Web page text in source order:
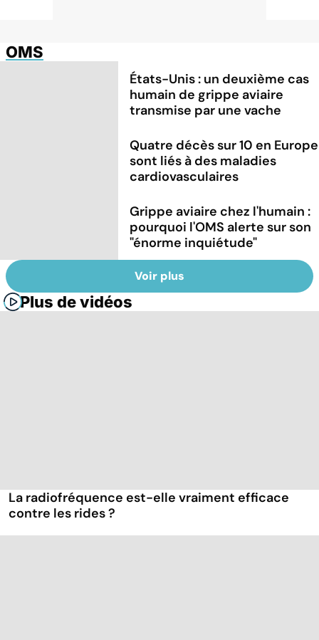
OMS
États-Unis : un deuxième cas
humain de grippe aviaire
transmise par une vache
Quatre décès sur 10 en Europe
sont liés à des maladies
cardiovasculaires
Grippe aviaire chez l'humain :
pourquoi l'OMS alerte sur son
"énorme inquiétude"
Voir plus
Plus de vidéos
La radiofréquence est-elle vraiment efficace
contre les rides ?